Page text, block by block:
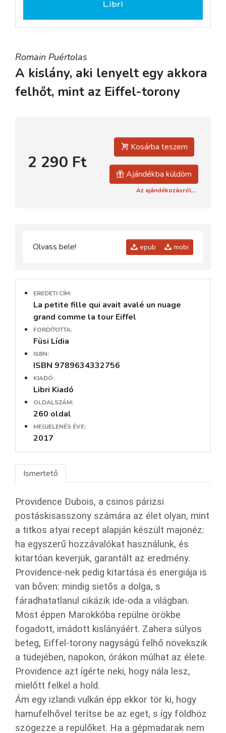
Romain Puértolas
A kislány, aki lenyelt egy akkora
felhőt, mint az Eiffel-torony
2 290 Ft
Kosárba teszem
Ajándékba küldöm
Az ajándékozásról...
Olvass bele! epub mobi
EREDETI CÍM:
La petite fille qui avait avalé un nuage
grand comme la tour Eiffel
FORDÍTOTTA:
Füsi Lídia
ISBN:
ISBN 9789634332756
KIADÓ:
Libri Kiadó
OLDALSZÁM:
260 oldal
MEGJELENÉS ÉVE:
2017
Ismertető
Providence Dubois, a csinos párizsi
postáskisasszony számára az élet olyan, mint
a titkos atyai recept alapján készült majonéz:
ha egyszerű hozzávalókat használunk, és
kitartóan keverjük, garantált az eredmény.
Providence-nek pedig kitartása és energiája is
van bőven: mindig sietős a dolga, s
fáradhatatlanul cikázik ide-oda a világban.
Most éppen Marokkóba repülne örökbe
fogadott, imádott kislányáért. Zahera súlyos
beteg, Eiffel-torony nagyságú felhő növekszik
a tüdejében, napokon, órákon múlhat az élete.
Providence azt ígérte neki, hogy nála lesz,
mielőtt felkel a hold.
Ám egy izlandi vulkán épp ekkor tör ki, hogy
hamufelhővel terítse be az eget, s így földhöz
szögezze a repülőket. Ha a gépmadarak nem